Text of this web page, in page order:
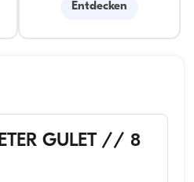
Entdecken
GULET // 8